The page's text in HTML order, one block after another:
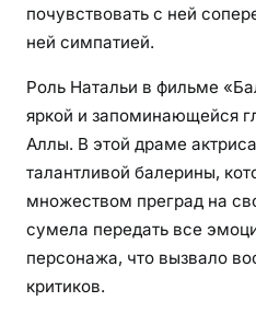
почувствовать с ней
ней симпатией.
Роль Натальи в фильме
яркой и запоминающейся
Аллы. В этой драме
талантливой балерины,
множеством преград на
сумела передать все
персонажа, что вызвало
критиков.